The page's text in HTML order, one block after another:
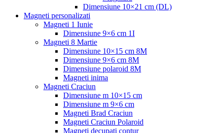
Dimensiune 10×21 cm (DL)
Magneti personalizati
Magneti 1 Iunie
Dimensiune 9×6 cm 1I
Magneti 8 Martie
Dimensiune 10×15 cm 8M
Dimensiune 9×6 cm 8M
Dimensiune polaroid 8M
Magneti inima
Magneti Craciun
Dimensiune m 10×15 cm
Dimensiune m 9×6 cm
Magneti Brad Craciun
Magneti Craciun Polaroid
Magneti decupati contur